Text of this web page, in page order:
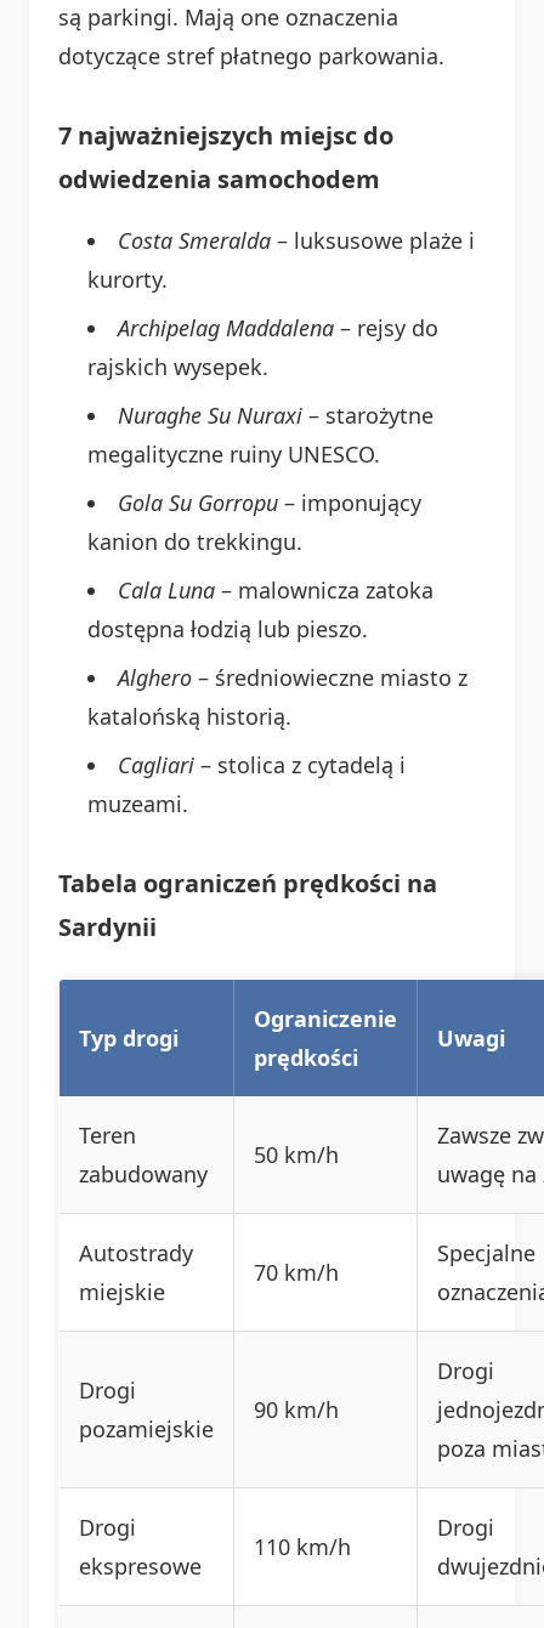
są parkingi. Mają one oznaczenia
dotyczące stref płatnego parkowania.
7 najważniejszych miejsc do
odwiedzenia samochodem
Costa Smeralda – luksusowe plaże i
kurorty.
Archipelag Maddalena – rejsy do
rajskich wysepek.
Nuraghe Su Nuraxi – starożytne
megalityczne ruiny UNESCO.
Gola Su Gorropu – imponujący
kanion do trekkingu.
Cala Luna – malownicza zatoka
dostępna łodzią lub pieszo.
Alghero – średniowieczne miasto z
katalońską historią.
Cagliari – stolica z cytadelą i
muzeami.
Tabela ograniczeń prędkości na
Sardynii
Typ drogi
Ograniczenie
prędkości
Uwagi
Teren
zabudowany
50 km/h
Zawsze
uwagę na
Autostrady
miejskie
70 km/h
Specjalne
Drogi
pozamiejskie
90 km/h
Drogi
poza
Drogi
ekspresowe
110 km/h
Drogi